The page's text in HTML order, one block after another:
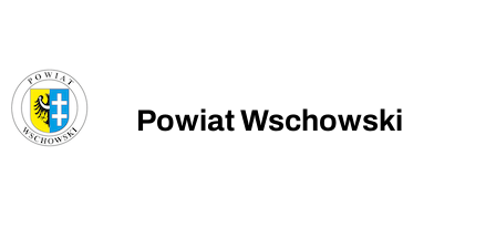
Powiat Wschowski